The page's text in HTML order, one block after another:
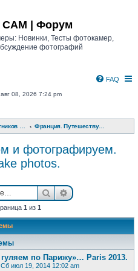
CAM | Форум
Новинки, Тесты фотокамер,
фотографий
FAQ
08, 2026 7:24 pm
Франция. Путешествуем и фотографируем. France. We travel and take photos.
и фотографируем.
photos.
ПоискРасширенный
1 из 1
по Парижу»… Paris 2013.
Сб июл 19, 2014 12:02 am